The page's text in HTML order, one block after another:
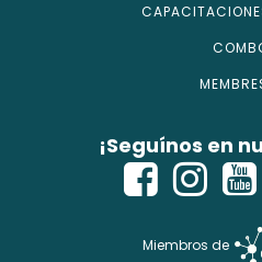
¡Seguínos en
Miembros de